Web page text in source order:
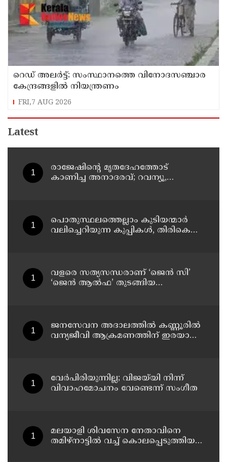
റെഡ് അലർട്ട്: സംസ്ഥാനത്തെ വിനോദസഞ്ചാര
കേന്ദ്രങ്ങളിൽ നിയന്ത്രണം
FRI,7 AUG 2026
Latest
രാജേഷിന്റെ മൃതദേഹത്തോട്
കാണിച്ച അനാദരവ്; റവന്യൂ,
പ്രതിഷേധത്തിലേക്ക്
പൊതുസ്ഥലത്തെല്ലാം കുടിയന്മാര്‍
വലിച്ചെറിയുന്ന കുപ്പികള്‍, തിരികെ
സര്‍ക്കാരിന്റേത് തലതിരിഞ്ഞ
തീരുമാനമോ?
വളരെ സത്യസന്ധരാണ് ‘ജെൻ സി’
‘ജെൻ ആൽഫ’ തുടങ്ങിയ
ജനസേവന അദാലത്തിൽ കണ്ണൂരിൽ
വന്യജീവി ആക്രമണത്തിന് ഇരയായ
വേർപിരിയുന്നില്ല; വിജയ്‍യി നിന്ന്
വിവാഹമോചനം വേണ്ടെന്ന് സംഗീത
മലയാളി ശിവസേന നേതാവിനെ
തമിഴ്നാട്ടിൽ വച്ച് കൊലപ്പെടുത്തിയ